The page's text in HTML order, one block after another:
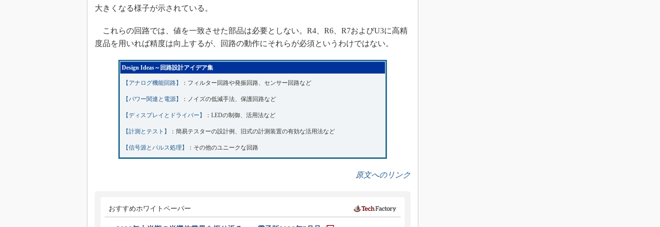
大きくなる様子が示されている。
これらの回路では、値を一致させた部品は必要としない。R4、R6、R7およびU3に高精
度品を用いれば精度は向上するが、回路の動作にそれらが必須というわけではない。
Design Ideas～回路設計アイデア集
【アナログ機能回路】 ：フィルター回路や発振回路、センサー回路など
【パワー関連と電源】 ：ノイズの低減手法、保護回路など
【ディスプレイとドライバー】 ：LEDの制御、活用法など
【計測とテスト】 ：簡易テスターの設計例、旧式の計測装置の有効な活用法など
【信号源とパルス処理】 ：その他のユニークな回路
原文へのリンク
おすすめホワイトペーパー